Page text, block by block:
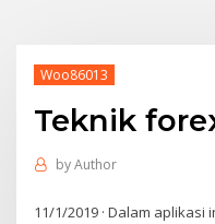
Woo86013
Teknik
byAuthor
11/1/2019 · Dalam